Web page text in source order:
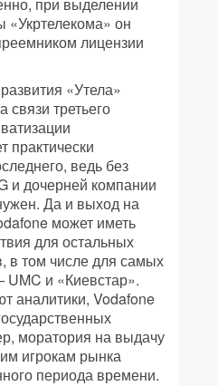
«Укртелекома» он
лицензии
«Утела»
связи третьего
практически
ведь без
и дочерней компании
Да и выход на
может иметь
для остальных
в том числе для самых
и «Киевстар».
аналитики, Vodafone
моратория на выдачу
игрокам рынка
периода времени.